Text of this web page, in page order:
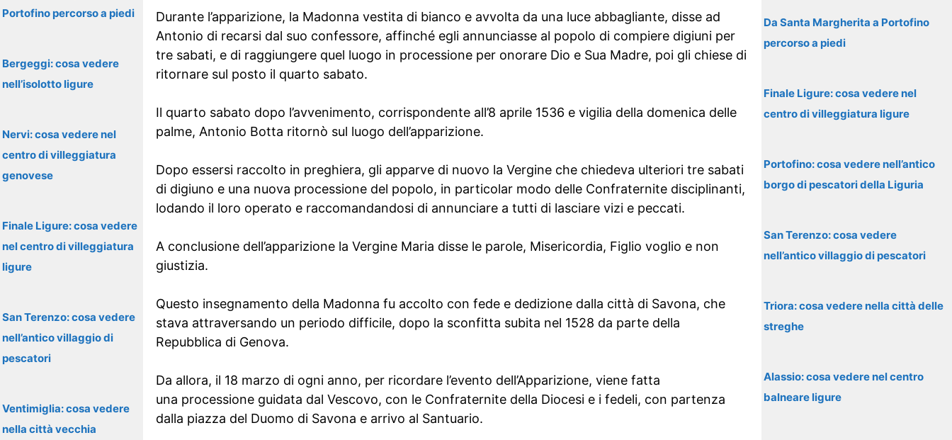
Durante l’apparizione, la Madonna vestita di bianco e avvolta da una luce abbagliante, disse ad
Antonio di recarsi dal suo confessore, affinché egli annunciasse al popolo di compiere digiuni per
tre sabati, e di raggiungere quel luogo in processione per onorare Dio e Sua Madre, poi gli chiese di
ritornare sul posto il quarto sabato.
Il quarto sabato dopo l’avvenimento, corrispondente all’8 aprile 1536 e vigilia della domenica delle
palme, Antonio Botta ritornò sul luogo dell’apparizione.
Dopo essersi raccolto in preghiera, gli apparve di nuovo la Vergine che chiedeva ulteriori tre sabati
di digiuno e una nuova processione del popolo, in particolar modo delle Confraternite disciplinanti,
lodando il loro operato e raccomandandosi di annunciare a tutti di lasciare vizi e peccati.
A conclusione dell’apparizione la Vergine Maria disse le parole, Misericordia, Figlio voglio e non
giustizia.
Questo insegnamento della Madonna fu accolto con fede e dedizione dalla città di Savona, che
stava attraversando un periodo difficile, dopo la sconfitta subita nel 1528 da parte della
Repubblica di Genova.
Da allora, il 18 marzo di ogni anno, per ricordare l’evento dell’Apparizione, viene fatta
una processione guidata dal Vescovo, con le Confraternite della Diocesi e i fedeli, con partenza
dalla piazza del Duomo di Savona e arrivo al Santuario.
Portofino percorso a piedi
Bergeggi: cosa vedere
nell’isolotto ligure
Nervi: cosa vedere nel
centro di villeggiatura
genovese
Finale Ligure: cosa vedere
nel centro di villeggiatura
ligure
San Terenzo: cosa vedere
nell’antico villaggio di
pescatori
Ventimiglia: cosa vedere
nella città vecchia
Da Santa Margherita a Portofino
percorso a piedi
Finale Ligure: cosa vedere nel
centro di villeggiatura ligure
Portofino: cosa vedere nell’antico
borgo di pescatori della Liguria
San Terenzo: cosa vedere
nell’antico villaggio di pescatori
Triora: cosa vedere nella città delle
streghe
Alassio: cosa vedere nel centro
balneare ligure